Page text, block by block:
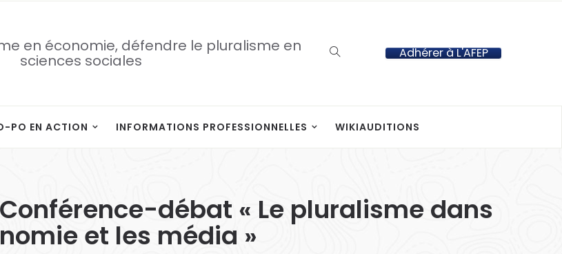
en économie, défendre le pluralisme en
sciences sociales Adhérer à L'AFEP
PO EN ACTION INFORMATIONS PROFESSIONNELLES WIKIAUDITIONS
débat « Le pluralisme dans
et les média »